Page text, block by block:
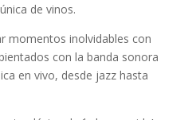
de vinos.
momentos inolvidables con
con la banda sonora
en vivo, desde jazz hasta